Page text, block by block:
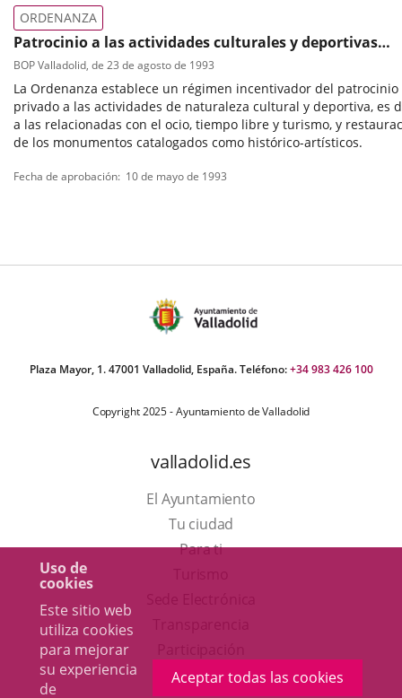
Uso de
cookies
Este sitio web
utiliza cookies
para mejorar
su experiencia
de
Aceptar todas las cookies
Patrocinio a las actividades culturales y deportivas
municipales, ordenanza reguladora
La Ordenanza establece un régimen incentivador del patrocinio
privado a las actividades de naturaleza cultural y deportiva, es
a las relacionadas con el ocio, tiempo libre y turismo, y
de los monumentos catalogados como histórico-artísticos.
de
ORDENANZA
boletin
BOP Valladolid, de 23 de agosto de 1993
Fecha de aprobación 10 de mayo de 1993
Plaza Mayor, 1. 47001 Valladolid, España. Teléfono:+34 983 426 100
Copyright 2025 - Ayuntamiento de Valladolid
valladolid.es
El Ayuntamiento
Tu ciudad
Para ti
en aplicación